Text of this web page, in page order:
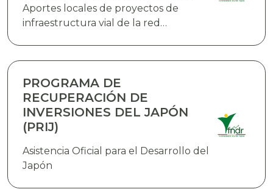
Aportes locales de proyectos de
infraestructura vial de la red
vial en rutas urbanas e interurbanas,
Infraestructura aeroportuaria y
equipamiento, Adquisición de bienes
PROGRAMA DE
RECUPERACIÓN DE
INVERSIONES DEL JAPÓN
(PRIJ)
Asistencia Oficial para el Desarrollo del
Japón